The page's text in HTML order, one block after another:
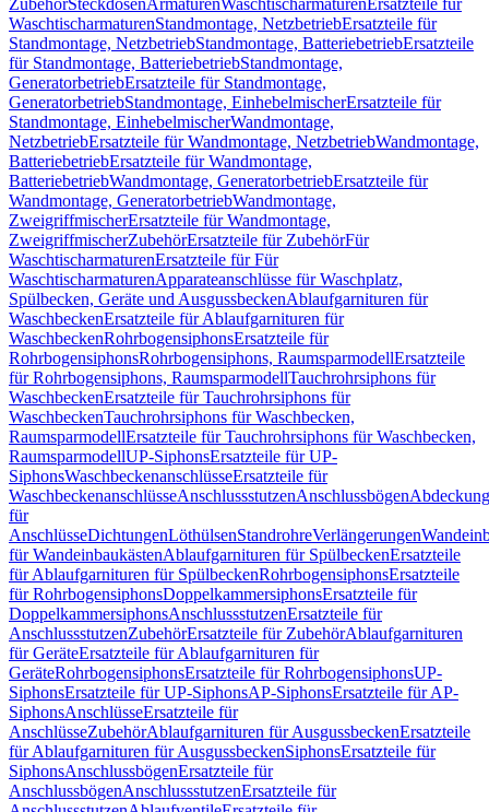
ZubehörSteckdosenArmaturenWaschtischarmaturen Ersatzteile für
WaschtischarmaturenStandmontage, NetzbetriebErsatzteile für
Standmontage, NetzbetriebStandmontage, BatteriebetriebErsatzteile
für Standmontage, BatteriebetriebStandmontage,
GeneratorbetriebErsatzteile für Standmontage,
GeneratorbetriebStandmontage, EinhebelmischerErsatzteile für
Standmontage, EinhebelmischerWandmontage,
NetzbetriebErsatzteile für Wandmontage, NetzbetriebWandmontage,
BatteriebetriebErsatzteile für Wandmontage,
BatteriebetriebWandmontage, GeneratorbetriebErsatzteile für
Wandmontage, GeneratorbetriebWandmontage,
ZweigriffmischerErsatzteile für Wandmontage,
ZweigriffmischerZubehörErsatzteile für ZubehörFür
WaschtischarmaturenErsatzteile für Für
WaschtischarmaturenApparateanschlüsse für Waschplatz,
Spülbecken, Geräte und AusgussbeckenAblaufgarnituren für
WaschbeckenErsatzteile für Ablaufgarnituren für
WaschbeckenRohrbogensiphonsErsatzteile für
RohrbogensiphonsRohrbogensiphons, RaumsparmodellErsatzteile
für Rohrbogensiphons, RaumsparmodellTauchrohrsiphons für
WaschbeckenErsatzteile für Tauchrohrsiphons für
WaschbeckenTauchrohrsiphons für Waschbecken,
RaumsparmodellErsatzteile für Tauchrohrsiphons für Waschbecken,
RaumsparmodellUP-SiphonsErsatzteile für UP-
SiphonsWaschbeckenanschlüsseErsatzteile für
WaschbeckenanschlüsseAnschlussstutzenAnschlussbögen
für
AnschlüsseDichtungenLöthülsenStandrohreVerlängerungen
für WandeinbaukästenAblaufgarnituren für SpülbeckenErsatzteile
für Ablaufgarnituren für SpülbeckenRohrbogensiphonsErsatzteile
für RohrbogensiphonsDoppelkammersiphonsErsatzteile für
DoppelkammersiphonsAnschlussstutzenErsatzteile für
AnschlussstutzenZubehörErsatzteile für ZubehörAblaufgarnituren
für GeräteErsatzteile für Ablaufgarnituren für
GeräteRohrbogensiphonsErsatzteile für RohrbogensiphonsUP-
SiphonsErsatzteile für UP-SiphonsAP-SiphonsErsatzteile für AP-
SiphonsAnschlüsseErsatzteile für
AnschlüsseZubehörAblaufgarnituren für AusgussbeckenErsatzteile
für Ablaufgarnituren für AusgussbeckenSiphonsErsatzteile für
SiphonsAnschlussbögenErsatzteile für
AnschlussbögenAnschlussstutzenErsatzteile für